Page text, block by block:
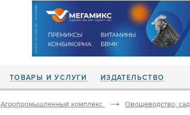
ТОВАРЫ И УСЛУГИ ИЗДАТЕЛЬСТВО
Агропромышленный комплекс Овощеводство,